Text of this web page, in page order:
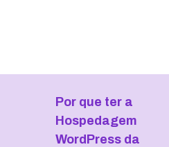
Por que ter a
Hospedagem
WordPress da